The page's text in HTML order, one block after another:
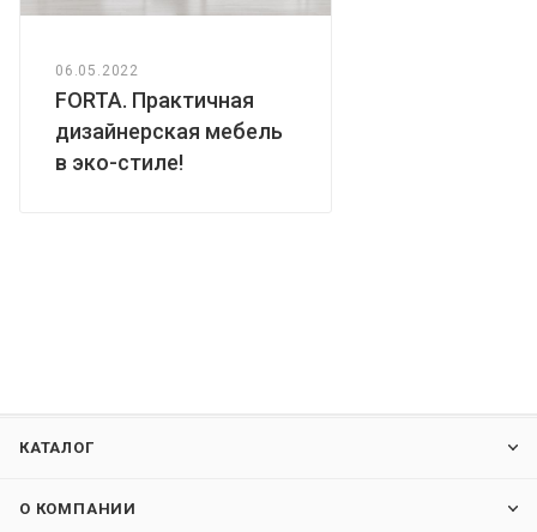
06.05.2022
FORTA. Практичная
дизайнерская мебель
в эко-стиле!
КАТАЛОГ
О КОМПАНИИ